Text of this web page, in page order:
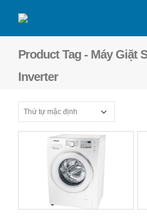
Product Tag - Máy Giặt
Inverter